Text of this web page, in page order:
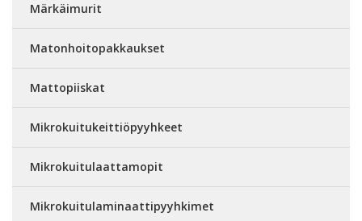
Märkäimurit
Matonhoitopakkaukset
Mattopiiskat
Mikrokuitukeittiöpyyhkeet
Mikrokuitulaattamopit
Mikrokuitulaminaattipyyhkimet